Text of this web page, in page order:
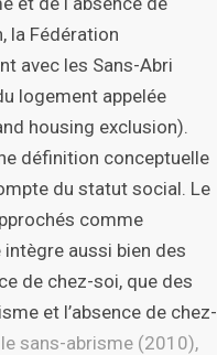
la Fédération
avec les Sans-Abri
logement appelée
housing exclusion).
définition conceptuelle
du statut social. Le
comme
aussi bien des
de chez-soi, que des
et l’absence de chez-
sans-abrisme (2010),